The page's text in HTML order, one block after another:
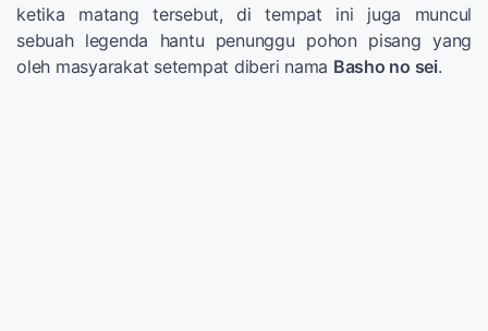
ketika matang tersebut, di tempat ini juga muncul
sebuah legenda hantu penunggu pohon pisang yang
oleh masyarakat setempat diberi nama Basho no sei.